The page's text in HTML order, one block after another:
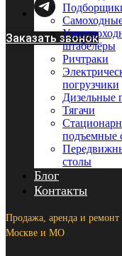
Заказать звонок
штабелёры
Ричтраки
погрузчики
Дизельные
Тягачи
подъемные
столы
Блог
Контакты
Продажа, аренда и ремонт
Москве и МО